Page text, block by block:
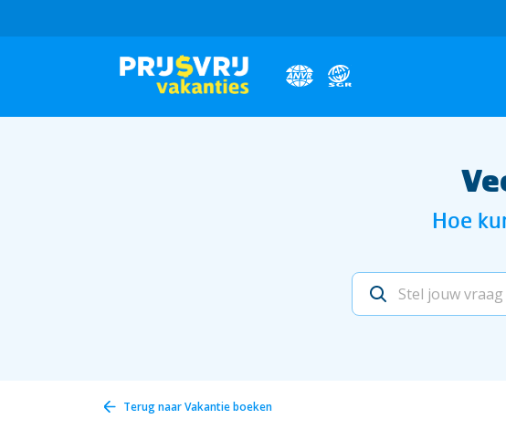
Hoe
Terug naarVakantie boeken